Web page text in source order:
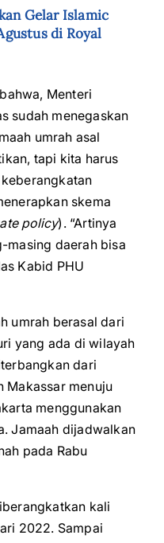
Gelar Islamic
di Royal
Menteri
sudah menegaskan
umrah asal
tapi kita harus
skema
policy). “Artinya
masing daerah bisa
Kabid PHU
umrah berasal dari
yang ada di wilayah
dari
Makassar menuju
menggunakan
Jamaah dijadwalkan
pada Rabu
kali
2022. Sampai